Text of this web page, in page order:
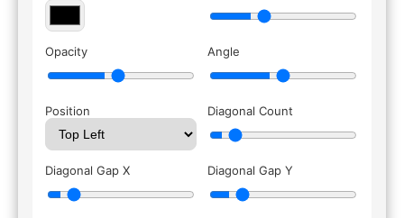
Opacity Angle
Position Diagonal Count
Diagonal Gap X Diagonal Gap Y